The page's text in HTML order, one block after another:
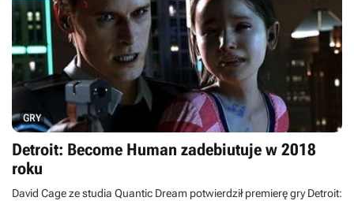
GRY
Detroit: Become Human zadebiutuje w 2018
roku
David Cage ze studia Quantic Dream potwierdził premierę gry Detroit: